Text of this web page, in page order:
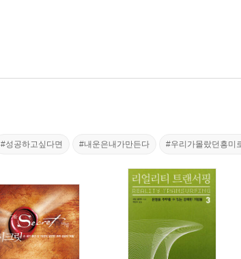
#성공하고싶다면 #내운은내가만든다 #우리가몰랐던흥미